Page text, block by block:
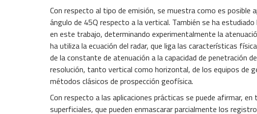
Con respecto al tipo de emisión, se muestra como es posible
ángulo de 45Q respecto a la vertical. También se ha
en este trabajo, determinando experimentalmente la
ha utiliza la ecuación del radar, que liga las características
de la constante de atenuación a la capacidad de penetración
resolución, tanto vertical como horizontal, de los equipos de
métodos clásicos de prospección geofísica.
Con respecto a las aplicaciones prácticas se puede afirmar,
superficiales, que pueden enmascarar parcialmente los